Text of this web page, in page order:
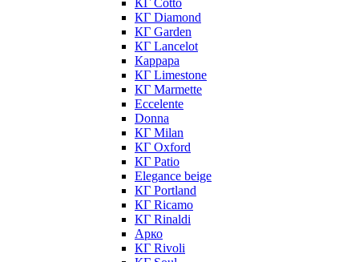
КГ Cotto
КГ Diamond
КГ Garden
КГ Lancelot
Каррара
КГ Limestone
КГ Marmette
Eccelente
Donna
КГ Milan
КГ Oxford
КГ Patio
Elegance beige
КГ Portland
КГ Ricamo
КГ Rinaldi
Арко
КГ Rivoli